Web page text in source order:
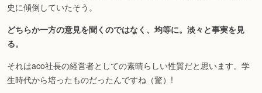
史に傾倒していたそう。
どちらか一方の意見を聞くのではなく、均等に。淡々と事実を見
る。
それはaco社長の経営者としての素晴らしい性質だと思います。学
生時代から培ったものだったんですね（驚）!